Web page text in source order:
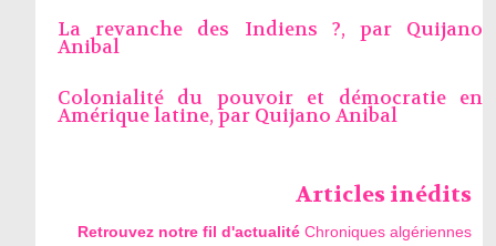
La revanche des Indiens ?, par Quijano
Anibal
Colonialité du pouvoir et démocratie en
Amérique latine, par Quijano Anibal
Articles inédits
Retrouvez notre fil d'actualité Chroniques algériennes